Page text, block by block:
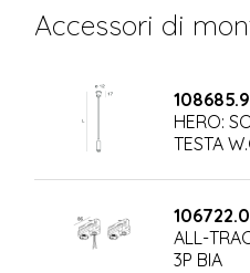
Accessori di
HERO:
TESTA
ALL-
3P BIA